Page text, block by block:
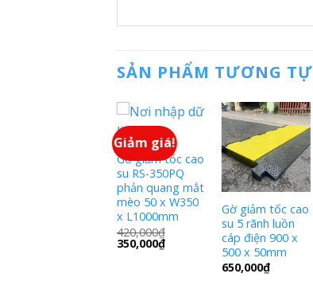
SẢN PHẨM TƯƠNG TỰ
Giảm giá!
Gờ giảm tốc cao
su RS-350PQ
phản quang mắt
mèo 50 x W350
x L1000mm
420,000₫
350,000₫
Gờ giảm tốc cao
su 5 rãnh luồn
cáp điện 900 x
500 x 50mm
650,000₫